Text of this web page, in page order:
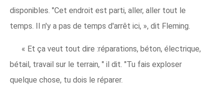
disponibles. "Cet endroit est parti, aller, aller tout le
temps. Il n'y a pas de temps d'arrêt ici, », dit Fleming.
« Et ça veut tout dire :réparations, béton, électrique,
bétail, travail sur le terrain, " il dit. "Tu fais exploser
quelque chose, tu dois le réparer.